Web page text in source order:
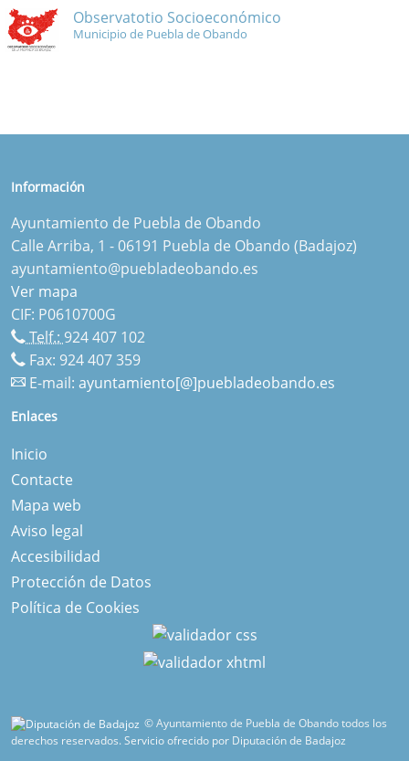
Observatotio Socioeconómico
Municipio de Puebla de Obando
Información
Ayuntamiento de Puebla de Obando
Calle Arriba, 1 - 06191 Puebla de Obando (Badajoz)
ayuntamiento@puebladeobando.es
Ver mapa
CIF: P0610700G
Telf.:924 407 102
Fax: 924 407 359
E-mail: ayuntamiento[@]puebladeobando.es
Enlaces
Inicio
Contacte
Mapa web
Aviso legal
Accesibilidad
Protección de Datos
Política de Cookies
© Ayuntamiento de Puebla de Obando todos los
derechos reservados.Servicio ofrecido por Diputación de Badajoz